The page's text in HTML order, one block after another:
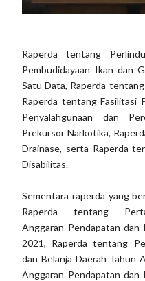
Raperda tentang
Pembudidayaan Ikan dan
Satu Data, Raperda
Raperda tentang Fasilitasi
Penyalahgunaan dan
Prekursor Narkotika,
Drainase, serta Raperda
Disabilitas.
Sementara raperda yang
Raperda tentang
Anggaran Pendapatan dan
2021, Raperda tentang
dan Belanja Daerah Tahun
Anggaran Pendapatan dan